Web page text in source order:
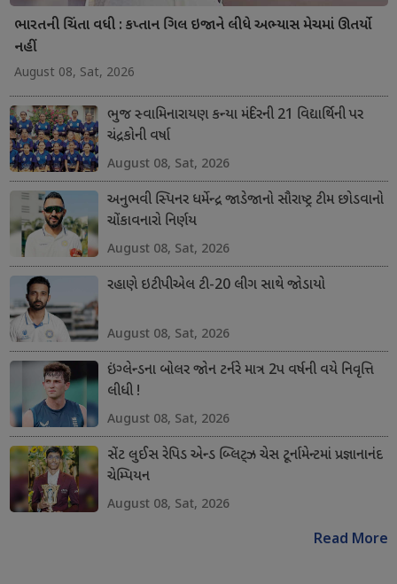
ભારતની ચિંતા વધી : કપ્તાન ગિલ ઇજાને લીધે અભ્યાસ મેચમાં ઊતર્યો
નહીં
August 08, Sat, 2026
ભુજ સ્વામિનારાયણ કન્યા મંદિરની 21 વિદ્યાર્થિની પર
ચંદ્રકોની વર્ષા
August 08, Sat, 2026
અનુભવી સ્પિનર ધર્મેન્દ્ર જાડેજાનો સૌરાષ્ટ્ર ટીમ છોડવાનો
ચોંકાવનારો નિર્ણય
August 08, Sat, 2026
રહાણે ઇટીપીએલ ટી-20 લીગ સાથે જોડાયો
August 08, Sat, 2026
ઇંગ્લેન્ડના બોલર જોન ટર્નરે માત્ર 2પ વર્ષની વયે નિવૃત્તિ
લીધી !
August 08, Sat, 2026
સેંટ લુઈસ રેપિડ એન્ડ બ્લિટ્ઝ ચેસ ટૂર્નામેન્ટમાં પ્રજ્ઞાનાનંદ
ચેમ્પિયન
August 08, Sat, 2026
Read More